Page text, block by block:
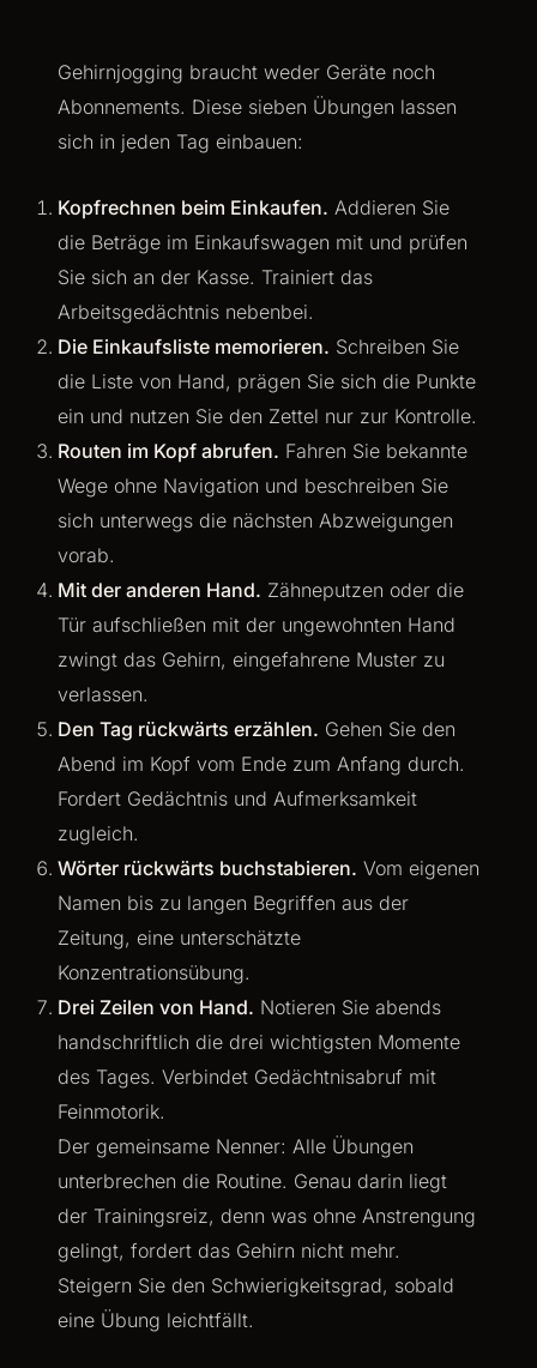
Gehirnjogging braucht weder Geräte noch
Abonnements. Diese sieben Übungen lassen
sich in jeden Tag einbauen:
Kopfrechnen beim Einkaufen. Addieren Sie
die Beträge im Einkaufswagen mit und prüfen
Sie sich an der Kasse. Trainiert das
Arbeitsgedächtnis nebenbei.
Die Einkaufsliste memorieren. Schreiben Sie
die Liste von Hand, prägen Sie sich die Punkte
ein und nutzen Sie den Zettel nur zur Kontrolle.
Routen im Kopf abrufen. Fahren Sie bekannte
Wege ohne Navigation und beschreiben Sie
sich unterwegs die nächsten Abzweigungen
vorab.
Mit der anderen Hand. Zähneputzen oder die
Tür aufschließen mit der ungewohnten Hand
zwingt das Gehirn, eingefahrene Muster zu
verlassen.
Den Tag rückwärts erzählen. Gehen Sie den
Abend im Kopf vom Ende zum Anfang durch.
Fordert Gedächtnis und Aufmerksamkeit
zugleich.
Wörter rückwärts buchstabieren. Vom eigenen
Namen bis zu langen Begriffen aus der
Zeitung, eine unterschätzte
Konzentrationsübung.
Drei Zeilen von Hand. Notieren Sie abends
handschriftlich die drei wichtigsten Momente
des Tages. Verbindet Gedächtnisabruf mit
Feinmotorik.
Der gemeinsame Nenner: Alle Übungen
unterbrechen die Routine. Genau darin liegt
der Trainingsreiz, denn was ohne Anstrengung
gelingt, fordert das Gehirn nicht mehr.
Steigern Sie den Schwierigkeitsgrad, sobald
eine Übung leichtfällt.